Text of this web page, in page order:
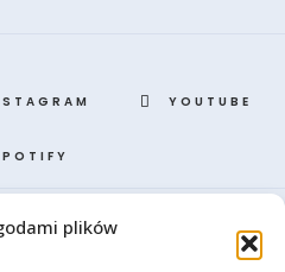
plików
YOUTUBE
przez benedyktynów z opactwa